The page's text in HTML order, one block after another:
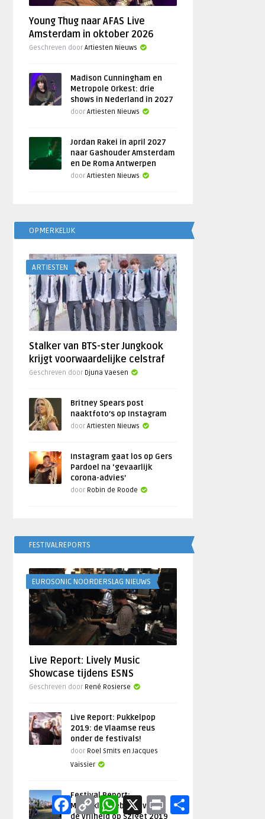
Young Thug naar AFAS Live
Amsterdam in oktober 2026
Geschreven doorArtiesten Nieuws
Madison Cunningham en
Metropole Orkest: drie
shows in Nederland in 2027
doorArtiesten Nieuws
Jordan Rakei in april 2027
naar Gashouder Amsterdam
en De Roma Antwerpen
doorArtiesten Nieuws
OPMERKELIJK
ARTIESTEN
Stalker van BTS-ster Jungkook
krijgt voorwaardelijke celstraf
Geschreven door Djuna Vaesen
Britney Spears post
naaktfoto’s op Instagram
doorArtiesten Nieuws
Instagram gaat los op Gers
Pardoel na ‘gevaarlijk
corona-advies’
door Robin de Roode
FESTIVALREPORTS
EUROSONIC NOORDERSLAG NIEUWS
Live Report: Lively Music
Showcase tijdens ESNS
Geschreven door René Rosierse
Live Report: Pukkelpop
2019: de Vlaamse reus
onder de festivals!
door Roel Smits en Jacques
Vaissier
Festival Report:
Muziekliefhebbers vieren
de vrijheid op Sziget 2019
Facebook
Copy
Link
WhatsApp Print